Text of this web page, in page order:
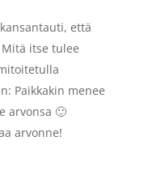
että
itse tulee
Paikkakin menee
arvonsa 🙂
arvonne!